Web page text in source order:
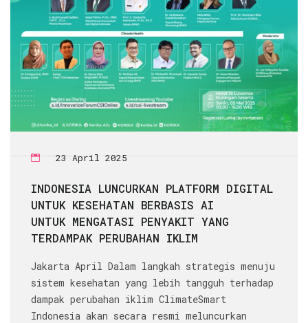
23 April 2025
INDONESIA LUNCURKAN PLATFORM DIGITAL
UNTUK KESEHATAN BERBASIS AI
UNTUK MENGATASI PENYAKIT YANG
TERDAMPAK PERUBAHAN IKLIM
Jakarta April Dalam langkah strategis menuju
sistem kesehatan yang lebih tangguh terhadap
dampak perubahan iklim ClimateSmart
Indonesia akan secara resmi meluncurkan